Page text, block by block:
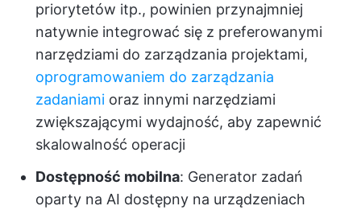
priorytetów itp., powinien przynajmniej
natywnie integrować się z preferowanymi
narzędziami do zarządzania projektami,
oprogramowaniem do zarządzania
zadaniami oraz innymi narzędziami
zwiększającymi wydajność, aby zapewnić
skalowalność operacji
Dostępność mobilna: Generator zadań
oparty na AI dostępny na urządzeniach